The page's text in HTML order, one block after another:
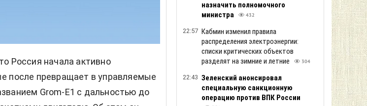
Россия начала активно
после превращает в управляемые
Grom-E1 с дальностью до
назначить полномочного
министра
432
22:57 Кабмин изменил правила
распределения электроэнергии:
списки критических объектов
разделят на зимние и летние
304
22:43 Зеленский анонсировал
специальную санкционную
операцию против ВПК России